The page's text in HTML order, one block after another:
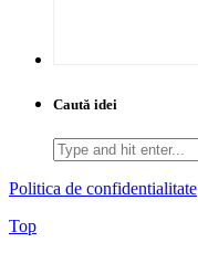
Caută idei
Search
for:
Politica de confidentialitate
Top